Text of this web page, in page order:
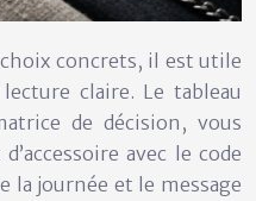
concrets, il est utile
claire. Le tableau
de décision, vous
avec le code
journée et le message